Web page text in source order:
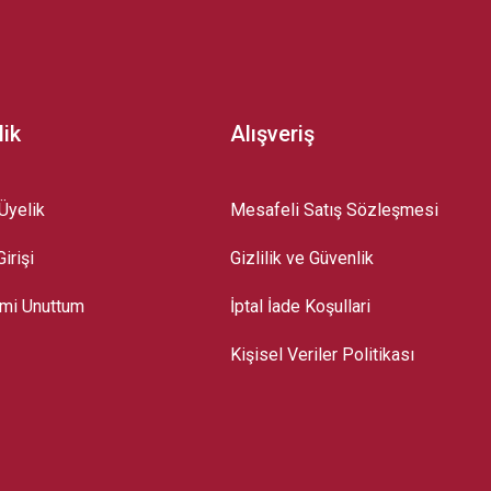
Unuttum
Alışveriş
Mesafeli Satış Sözleşmesi
Gizlilik ve Güvenlik
İptal İade Koşullari
Kişisel Veriler Politikası